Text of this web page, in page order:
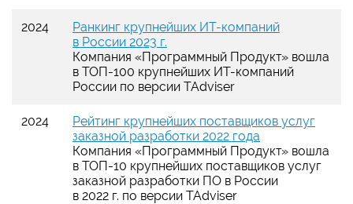
2024
Ранкинг крупнейших ИТ-компаний
в России 2023 г.
Компания «Программный Продукт» вошла
в ТОП-100 крупнейших ИТ-компаний
России по версии TAdviser
2024
Рейтинг крупнейших поставщиков услуг
заказной разработки 2022 года
Компания «Программный Продукт» вошла
в ТОП-10 крупнейших поставщиков услуг
заказной разработки ПО в России
в 2022 г. по версии TAdviser